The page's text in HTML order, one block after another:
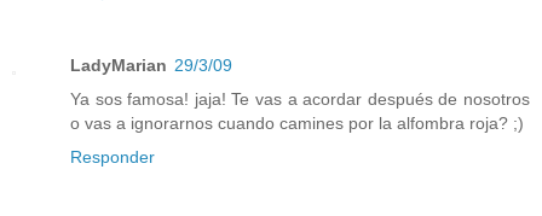
LadyMarian 29/3/09
Ya sos famosa! jaja! Te vas a acordar después de nosotros
o vas a ignorarnos cuando camines por la alfombra roja? ;)
Responder